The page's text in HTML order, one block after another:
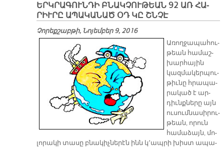
ԵՐԿ­ՐԱ­ԳՈՒՆ­ԴԻ ԲՆԱԿ­ՉՈՒ­ԹԵԱՆ 92 ԱՌ ՀԱ­
ՐԻՒ­ՐԸ Ա­ՊԱ­ԿԱ­ՆԱԾ ՕԴ ԿԸ ՇՆՉԷ
Չորեքշաբթի, Նոյեմբեր 9, 2016
Ա­ռող­ջա­պա­հու­
թեան հա­մաշ­
խար­հա­յին
կազ­մա­կեր­պու­
թիւ­նը հրա­պա­
րա­կած է ար­
դիւնք­նե­րը այն
ու­սում­նա­սի­րու­
թեան, ո­րուն
հա­մա­ձայն, մո­
լո­րա­կի տա­սը բնա­կիչ­նե­րէն ինն կ՚ապ­րի խիստ ա­պա­